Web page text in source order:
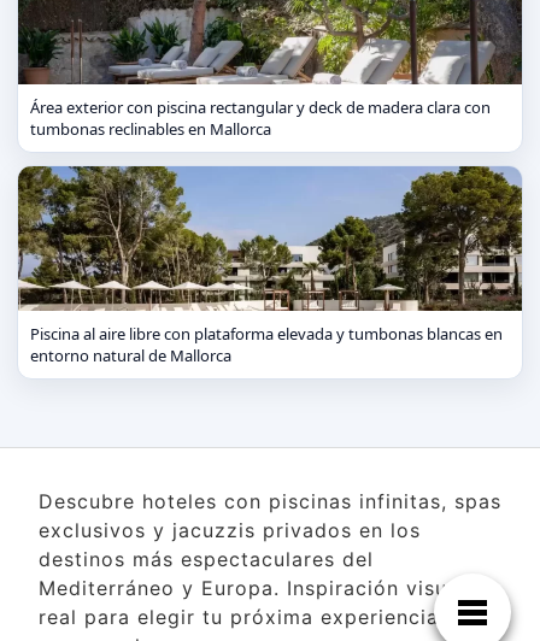
Área exterior con piscina rectangular y deck de madera clara con
tumbonas reclinables en Mallorca
Piscina al aire libre con plataforma elevada y tumbonas blancas en
entorno natural de Mallorca
Descubre hoteles con piscinas infinitas, spas
exclusivos y jacuzzis privados en los
destinos más espectaculares del
Mediterráneo y Europa. Inspiración visual
real para elegir tu próxima experiencia de